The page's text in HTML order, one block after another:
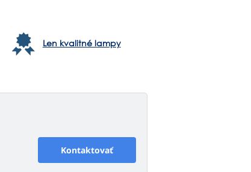
Len kvalitné lampy
Kontaktovať